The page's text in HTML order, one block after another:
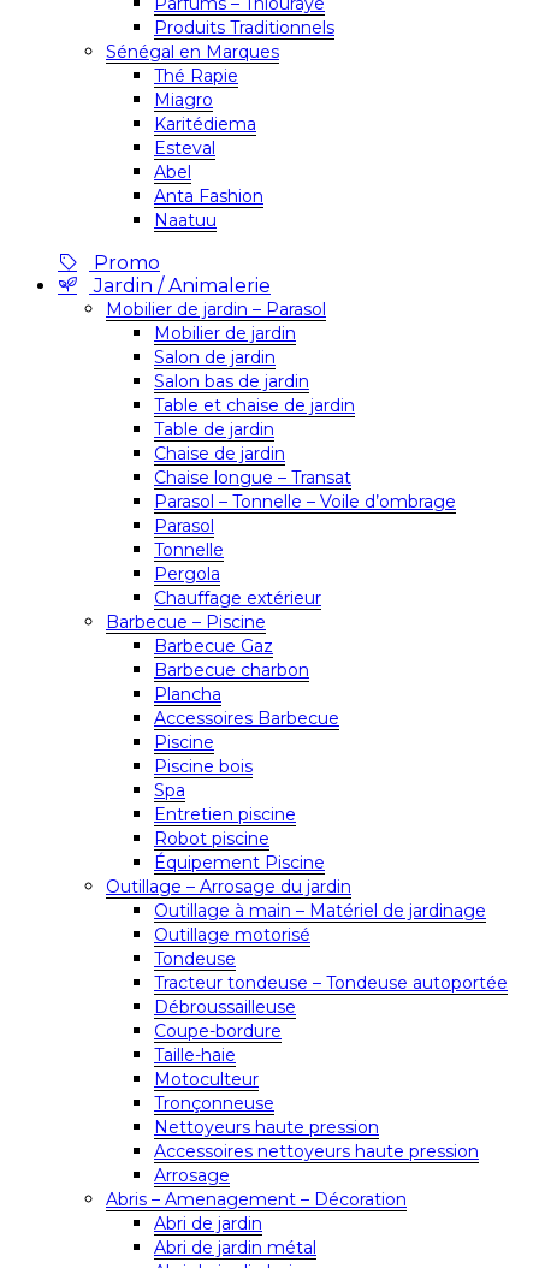
Produits Traditionnels
Sénégal en Marques
Thé Rapie
Miagro
Karitédiema
Esteval
Abel
Anta Fashion
Naatuu
Promo
Jardin / Animalerie
Mobilier de jardin – Parasol
Mobilier de jardin
Salon de jardin
Salon bas de jardin
Table et chaise de jardin
Table de jardin
Chaise de jardin
Chaise longue – Transat
Parasol – Tonnelle – Voile d’ombrage
Parasol
Tonnelle
Pergola
Chauffage extérieur
Barbecue – Piscine
Barbecue Gaz
Barbecue charbon
Plancha
Accessoires Barbecue
Piscine
Piscine bois
Spa
Entretien piscine
Robot piscine
Équipement Piscine
Outillage – Arrosage du jardin
Outillage à main – Matériel de jardinage
Outillage motorisé
Tondeuse
Tracteur tondeuse – Tondeuse autoportée
Débroussailleuse
Coupe-bordure
Taille-haie
Motoculteur
Tronçonneuse
Nettoyeurs haute pression
Accessoires nettoyeurs haute pression
Arrosage
Abris – Amenagement – Décoration
Abri de jardin
Abri de jardin métal